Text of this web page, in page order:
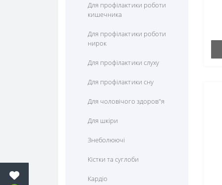
Для профілактики роботи
кишечника
Для профілактики роботи
нирок
Для профілактики слуху
Для профілактики сну
Для чоловічого здоров"я
Для шкіри
Знеболюючі
Кістки та суглоби
Кардіо